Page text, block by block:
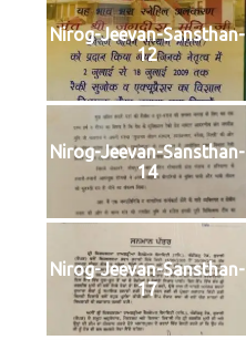
Nirog-Jeevan-Sansthan-
12
Nirog-Jeevan-Sansthan-
14
Nirog-Jeevan-Sansthan-
17